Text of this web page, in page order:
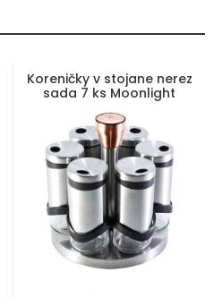
Koreničky v stojane nerez
sada 7 ks Moonlight
Edition